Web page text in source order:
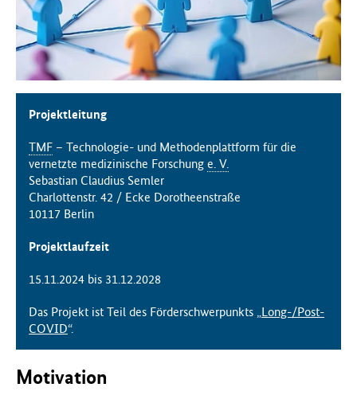
m
f
r
e
Projektleitung
TMF – Technologie- und Methodenplattform für die
vernetzte medizinische Forschung e. V.
Sebastian Claudius Semler
Charlottenstr. 42 / Ecke Dorotheenstraße
10117 Berlin
Projektlaufzeit
15.11.2024 bis 31.12.2028
Das Projekt ist Teil des Förderschwerpunkts „ Long-/Post-
COVID“.
Motivation